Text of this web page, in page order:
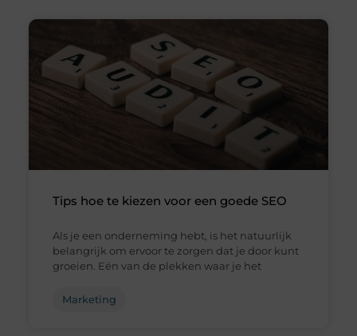
Tips hoe te kiezen voor een goede SEO
Als je een onderneming hebt, is het natuurlijk
belangrijk om ervoor te zorgen dat je door kunt
groeien. Eén van de plekken waar je het
Marketing